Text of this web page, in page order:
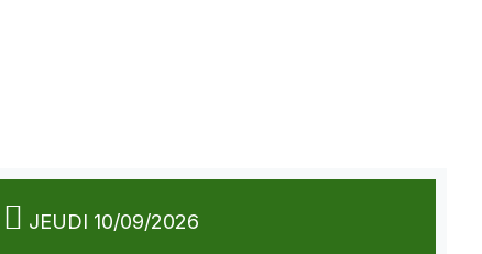
JEUDI 10/09/2026